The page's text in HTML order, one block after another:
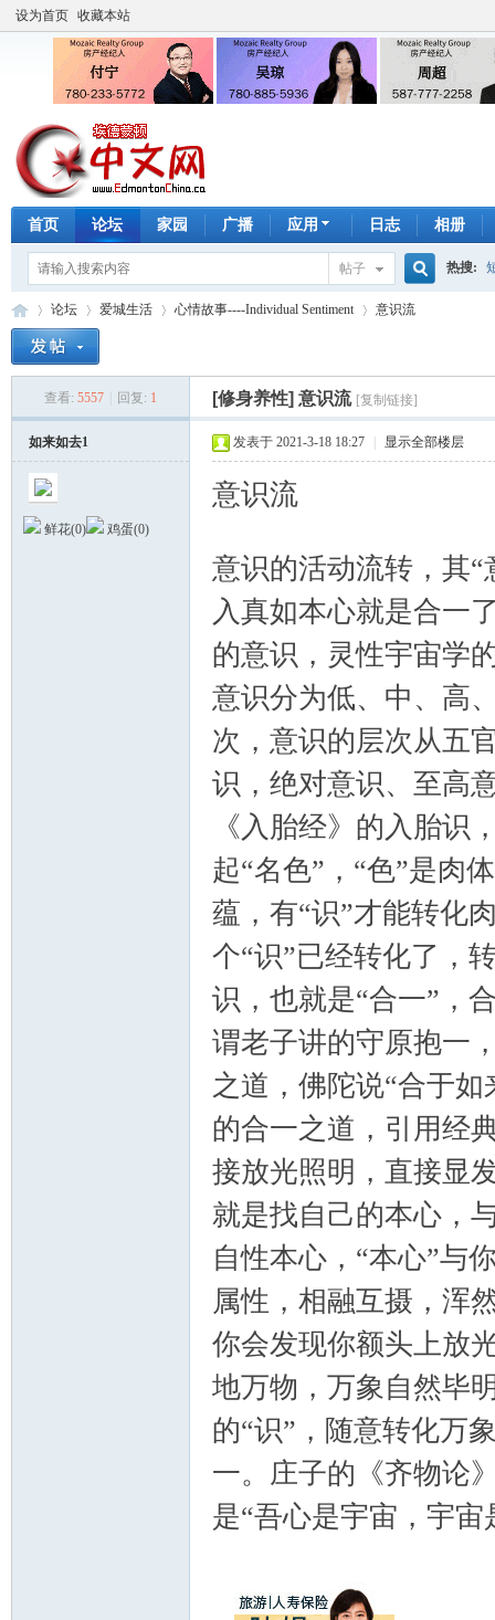
设为首页 收藏本站
首页 论坛 家园 广播 应用 日志 相册
帖子
索
热搜:
论坛
›
爱城生活
›
心情故事----Individual Sentiment
›
意识流
查看: 5557 回复: 1 [修身养性] 意识流 [复制链接]
如来如去1
鲜花(0) 鸡蛋(0)
发表于 2021-3-18 18:27 显示全部楼层
意识流
意识的活动流转，其“
入真如本心就是合一
的意识，灵性宇宙学
意识分为低、中、高
次，意识的层次从五
识，绝对意识、至高
《入胎经》的入胎识
起“名色”，“色”是肉
蕴，有“识”才能转化
个“识”已经转化了，
识，也就是“合一”，
谓老子讲的守原抱一
之道，佛陀说“合于
的合一之道，引用经
接放光照明，直接显
就是找自己的本心，
自性本心，“本心”与
属性，相融互摄，浑
你会发现你额头上放
地万物，万象自然毕
的“识”，随意转化万
一。庄子的《齐物论
是“吾心是宇宙，宇宙